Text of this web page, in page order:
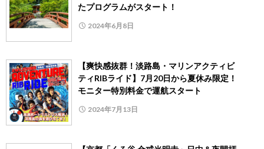
たプログラムがスタート！
2024年6月8日
【爽快感抜群！淡路島・マリンアクティビ
ティRIBライド】7月20日から夏休み限定！
モニター特別料金で運航スタート
2024年7月13日